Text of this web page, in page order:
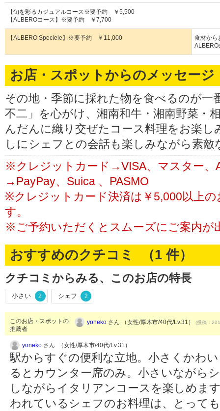
【旬を彩るカジュアルコース※要予約 ￥5,500
【ALBEROコース】※要予約 ￥7,700
【ALBERO Speciele】※要予約 ￥11,000
食材から
ALBERO
お店・スポットからのメッセージ
その地・季節に採れた物を食べるのが一
不二」を心がけ、湘南和牛・湘南野菜・
んだんに織り交ぜたコース料理をお楽
しにシェフとの会話も楽しみながら素
※クレジットカード→VISA、マスター、
→PayPay、Suica 、PASMO
※クレジットカード決済は￥5,000以上
す。
※ご予約いただくとスムーズにご案内が
おすすめのクチコミ （1 件）
クチコミからみる、このお店の特長
小さい 2 シェフ 2
このお店・スポットの
推薦者
yoneko さん （女性/厚木市/40代/Lv.31） (投稿：
yoneko さん （女性/厚木市/40代/Lv.31）
駅からすぐの便利な立地。小さくかわ
るとカウンター席のみ。小さいながら
しながらイタリアンコースを楽しめま
われているシェフのお料理は、とって